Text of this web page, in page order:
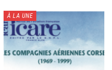
À LA UNE